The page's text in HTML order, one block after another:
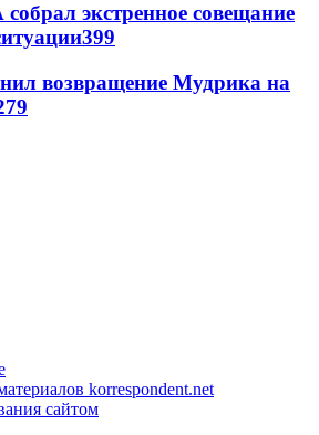
экстренное совещание
399
возвращение Мудрика на
korrespondent.net
сайтом